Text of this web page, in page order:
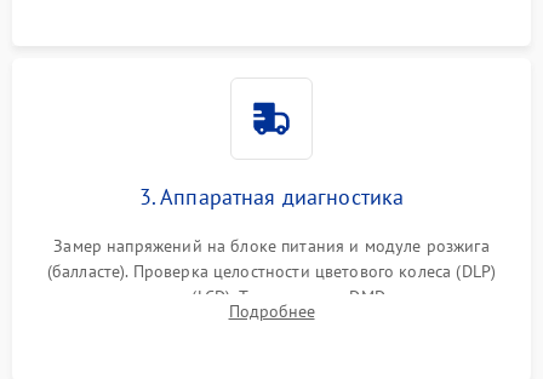
3. Аппаратная диагностика
Замер напряжений на блоке питания и модуле розжига
(балласте). Проверка целостности цветового колеса (DLP)
или поляризаторов (LCD). Тестирование DMD-чипа, датчиков
температуры и оптопар с помощью мультиметра и
Подробнее